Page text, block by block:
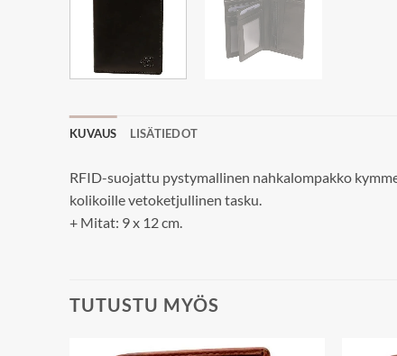
KUVAUS LISÄTIEDOT
RFID-suojattu pystymallinen nahkalompakko
kolikoille vetoketjullinen tasku.
+ Mitat: 9 x 12 cm.
TUTUSTU MYÖS